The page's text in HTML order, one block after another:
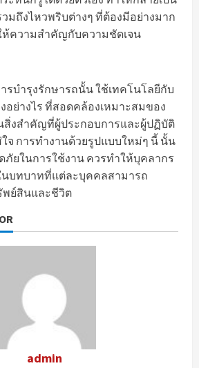
มถึงไหวพริบต่างๆ ที่ต้องมีอย่างมาก
ห้ความสำคัญกับความชัดเจน
รบำรุงรักษารถนั้น ใช้เทคโนโลยีกับ
อย่างไร ที่สอดคล้องเหมาะสมของ
สิ่งสำคัญที่ผู้ประกอบการและผู้ปฏิบัติ
จ การทำงานด้วยรูปแบบใหม่ๆ นี้ นั้น
ยในการใช้งาน ควรทำให้บุคลากร
บทบาทที่แต่ละบุคคลสามารถ
พย์สินและชีวิต
admin